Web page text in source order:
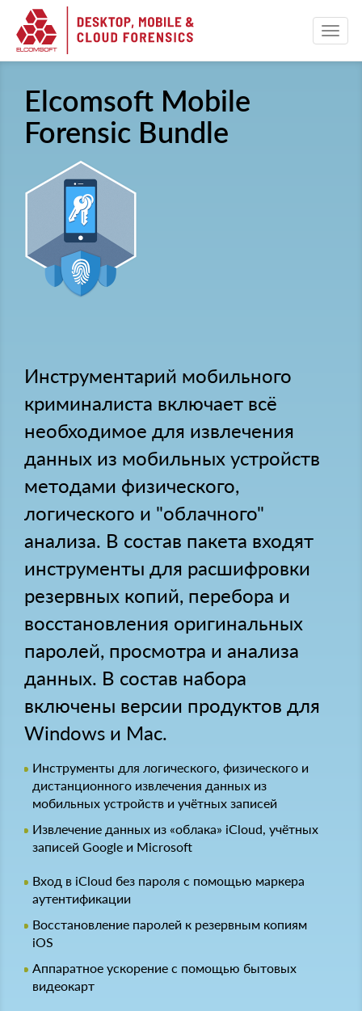
Elcomsoft Mobile
Forensic Bundle
Инструментарий мобильного
криминалиста включает всё
необходимое для извлечения
данных из мобильных устройств
методами физического,
логического и "облачного"
анализа. В состав пакета входят
инструменты для расшифровки
резервных копий, перебора и
восстановления оригинальных
паролей, просмотра и анализа
данных. В состав набора
включены версии продуктов для
Windows и Mac.
Инструменты для логического, физического и
дистанционного извлечения данных из
мобильных устройств и учётных записей
Извлечение данных из «облака» iCloud, учётных
записей Google и Microsoft
Вход в iCloud без пароля с помощью маркера
аутентификации
Восстановление паролей к резервным копиям
iOS
Аппаратное ускорение с помощью бытовых
видеокарт